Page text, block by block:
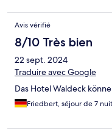
Avis vérifié
8/10 Très bien
22 sept. 2024
Traduire avec Google
Das Hotel Waldeck
Friedbert, séjour de 7